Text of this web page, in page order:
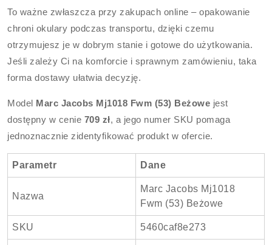
To ważne zwłaszcza przy zakupach online – opakowanie
chroni okulary podczas transportu, dzięki czemu
otrzymujesz je w dobrym stanie i gotowe do użytkowania.
Jeśli zależy Ci na komforcie i sprawnym zamówieniu, taka
forma dostawy ułatwia decyzję.
Model Marc Jacobs Mj1018 Fwm (53) Beżowe jest
dostępny w cenie 709 zł, a jego numer SKU pomaga
jednoznacznie zidentyfikować produkt w ofercie.
Parametr Dane
Nazwa
Marc Jacobs Mj1018
Fwm (53) Beżowe
SKU 5460caf8e273